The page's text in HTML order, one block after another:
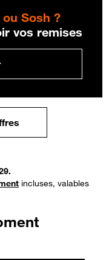
Sosh ?
vos remises
incluses, valables